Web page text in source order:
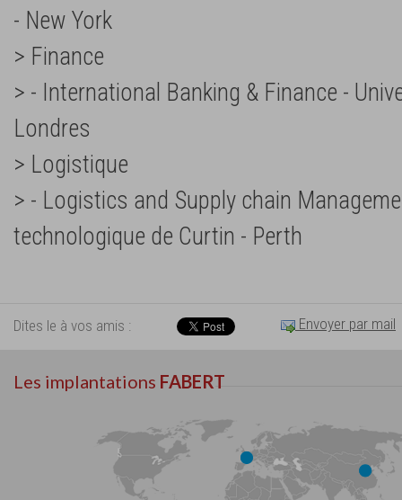
- New York
> Finance
> - International Banking & Finance -
Londres
> Logistique
> - Logistics and Supply chain
technologique de Curtin - Perth
Dites le à vos amis : Envoyer par mail
Les implantations FABERT